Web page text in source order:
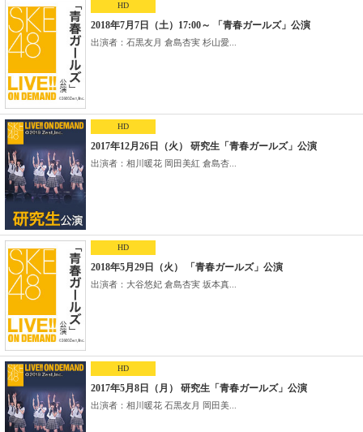
HD
2018年7月7日（土）17:00～ 「青春ガールズ」公演
出演者：石黒友月 倉島杏実 杉山愛...
HD
2017年12月26日（火） 研究生「青春ガールズ」公演
出演者：相川暖花 岡田美紅 倉島杏...
HD
2018年5月29日（火） 「青春ガールズ」公演
出演者：大谷悠妃 倉島杏実 坂本真...
HD
2017年5月8日（月） 研究生「青春ガールズ」公演
出演者：相川暖花 石黒友月 岡田美...